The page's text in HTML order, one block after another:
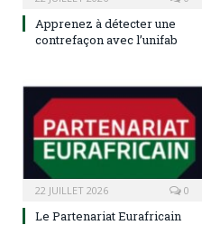
Apprenez à détecter une
contrefaçon avec l’unifab
22 JUILLET 2026 0
Le Partenariat Eurafricain